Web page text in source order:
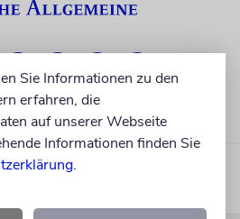
Sie Informationen zu den
erfahren, die
auf unserer Webseite
Informationen finden Sie
.